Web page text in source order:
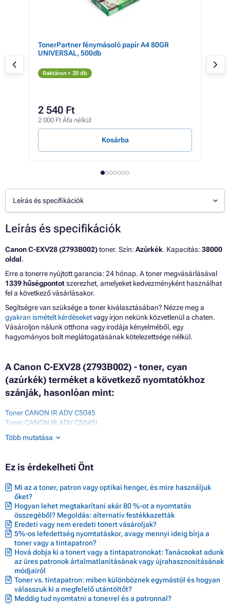
TonerPartner fénymásoló papír A4 80GR
UNIVERSAL, 500db
Raktáron > 20 db
2 540 Ft
2 000 Ft Áfa nélkül
Kosárba
Leírás és specifikációk
Leírás és specifikációk
Canon C-EXV28 (2793B002)toner. Szín: Azúrkék. Kapacitás: 38000
oldal.
Erre a tonerre nyújtott garancia: 24 hónap. A toner megvásárlásával
1339 hűségpontotszerezhet, amelyeket kedvezményként használhat
fel a következő vásárlásakor.
Segítségre van szüksége a toner kiválasztásában? Nézze meg a
gyakran ismételt kérdéseketvagy írjon nekünk közvetlenül a chaten.
Vásároljon nálunk otthona vagy irodája kényelméből, egy
hagyományos bolt meglátogatásának kötelezettsége nélkül.
A Canon C-EXV28 (2793B002) - toner, cyan
(azúrkék) terméket a következő nyomtatókhoz
szánják, hasonlóan mint:
Toner CANON IR ADV C5045
Toner CANON IR ADV C5045I
Toner CANON IR ADV C5051
Toner CANON IR ADV C5051I
Toner CANON IR ADV C5250I
Toner CANON IR ADV C5255
Toner CANON IR ADV C5255I
Toner CANON IR C5045
Toner CANON IR C5045I
Toner CANON IR C5051
Toner CANON IR C5051I
Több mutatása
Ez is érdekelheti Önt
Mi az a toner, patron vagy optikai henger, és mire használjuk
őket?
Hogyan lehet megtakarítani akár 80 %-ot a nyomtatás
összegéből? Megoldás: alternatív festékkazetták
Eredeti vagy nem eredeti tonert vásároljak?
5%-os lefedettség nyomtatáskor, avagy mennyi ideig bírja a
toner vagy a tintapatron?
Hová dobja ki a tonert vagy a tintapatronokat: Tanácsokat adunk
az üres patronok ártalmatlanításának vagy újrahasznosításának
módjairól
Toner vs. tintapatron: miben különböznek egymástól és hogyan
válasszuk ki a megfelelő utántöltőt?
Meddig tud nyomtatni a tonerrel és a patronnal?